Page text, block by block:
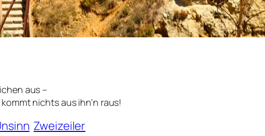
aus –
nichts aus ihn’n raus!
Zweizeiler